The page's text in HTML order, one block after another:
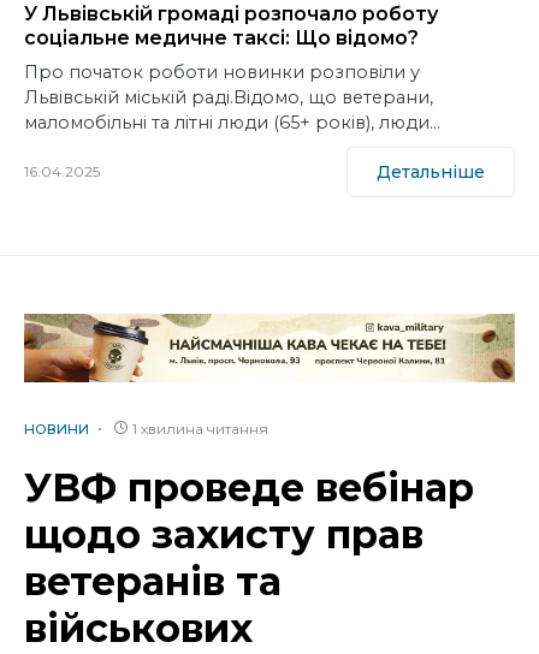
У Львівській громаді розпочало роботу
соціальне медичне таксі: Що відомо?
Про початок роботи новинки розповіли у
Львівській міській раді.Відомо, що ветерани,
маломобільні та літні люди (65+ років), люди…
16.04.2025 Детальніше
НОВИНИ 1 хвилина читання
УВФ проведе вебінар
щодо захисту прав
ветеранів та
військових